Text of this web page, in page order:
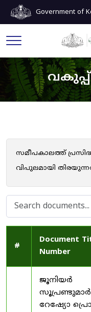
Government of
സമീപകാലത്ത്
വിപുലമായി
#
Document
Number
ജൂനിയർ
റേഷ്യോ